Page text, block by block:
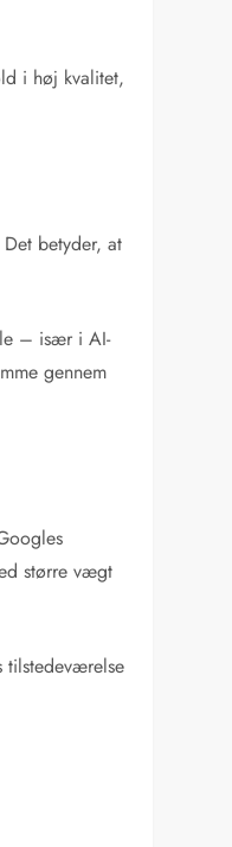
i høj kvalitet,
betyder, at
– især i AI-
gennem
større vægt
tilstedeværelse